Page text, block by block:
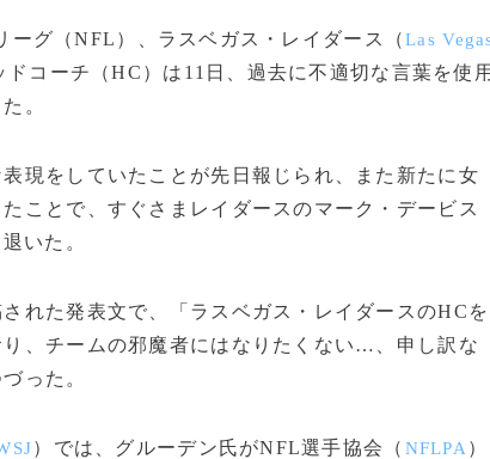
ーグ（NFL）、ラスベガス・レイダース（Las
ドコーチ（HC）は11日、過去に不適切な言葉を使
。
現をしていたことが先日報じられ、また新たに女
ことで、すぐさまレイダースのマーク・デービス
いた。
れた発表文で、「ラスベガス・レイダースのHCを
、チームの邪魔者にはなりたくない…、申し訳な
った。
）では、グルーデン氏がNFL選手協会（ NFLPA ）